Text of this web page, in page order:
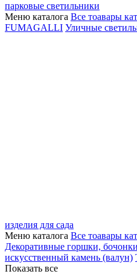
парковые светильники
Меню каталога Все тоавары
FUMAGALLI Уличные
изделия для сада
Меню каталога Все тоавары
Декоративные горшки,
искусственный камень (валун)
Показать все